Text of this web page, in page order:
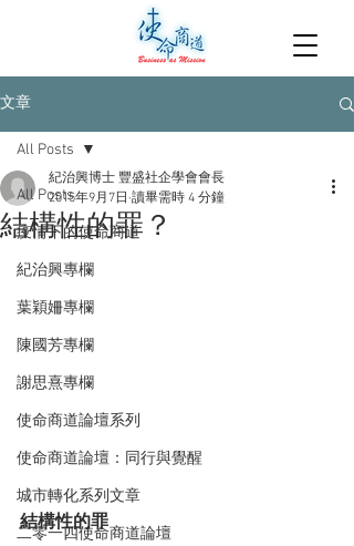
文章
All Posts
疫情下的使命商道
紀治興專欄
葉穎姍專欄
陳國芳專欄
謝思熹專欄
使命商道論壇系列
使命商道論壇：同行與覺醒
城市轉化系列文章
二零一四使命商道論壇
All Posts
結構性的罪？
紀治興博士 豐盛社企學會會長
2015年9月7日 讀畢需時 4 分鐘
結構性的罪